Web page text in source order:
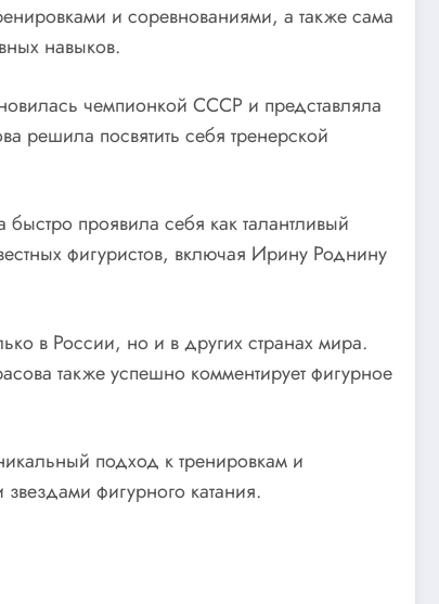
и соревнованиями, а также сама
навыков.
чемпионкой СССР и представляла
решила посвятить себя тренерской
проявила себя как талантливый
фигуристов, включая Ирину Роднину
в России, но и в других странах мира.
также успешно комментирует фигурное
подход к тренировкам и
звездами фигурного катания.